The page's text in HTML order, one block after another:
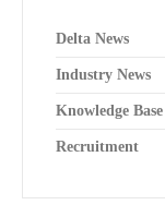
Delta News
Industry News
Knowledge Base
Recruitment